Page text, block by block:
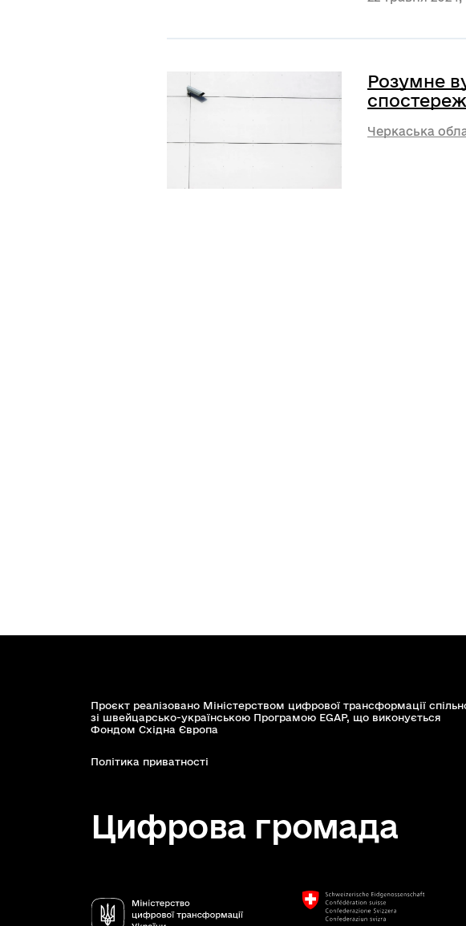
Розумне
Черкаська
Проєкт реалізовано Міністерством цифрової трансформації
зі швейцарсько-українською Програмою EGAP, що виконується
Фондом Східна Європа
Політика приватності
Цифрова громада